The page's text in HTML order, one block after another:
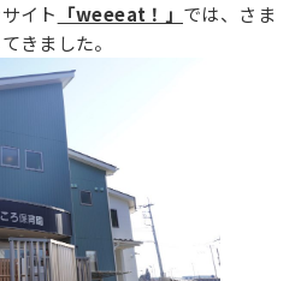
イト 「weeeat！」 では、さま
きました。